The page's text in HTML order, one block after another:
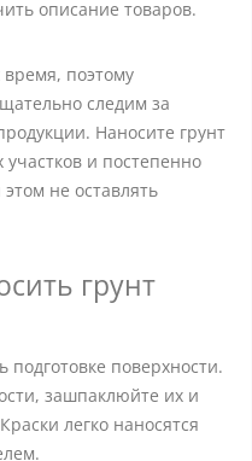
описание товаров.
поэтому
следим за
Наносите грунт
и постепенно
не оставлять
грунт
поверхности.
зашпаклюйте их и
легко наносятся